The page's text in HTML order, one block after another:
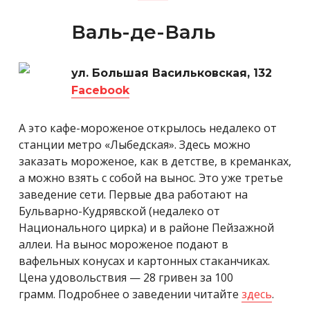
Валь-де-Валь
ул. Большая Васильковская, 132
Facebook
А это кафе-мороженое открылось недалеко от
станции метро «Лыбедская». Здесь можно
заказать мороженое, как в детстве, в креманках,
а можно взять с собой на вынос. Это уже третье
заведение сети. Первые два работают на
Бульварно-Кудрявской (недалеко от
Национального цирка) и в районе Пейзажной
аллеи. На вынос мороженое подают в
вафельных конусах и картонных стаканчиках.
Цена удовольствия — 28 гривен за 100
грамм. Подробнее о заведении читайте здесь.